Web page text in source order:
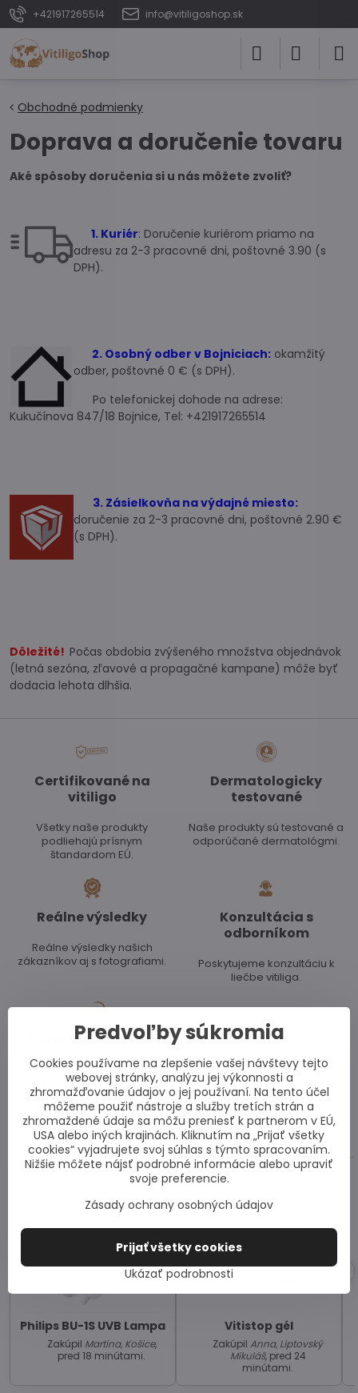
+421917265514 info@vitiligoshop.sk
Obchodné podmienky
Doprava a doručenie tovaru
Aké spôsoby doručenia si u nás môžete zvoliť?
1. Kuriér: Doručenie kuriérom priamo na
adresu za 2-3 pracovné dni, poštovné 3.90 (s
DPH).
2. Osobný odber v Bojniciach: okamžitý
odber, poštovné 0 € (s DPH).
Po telefonickej dohode na adrese:
Kukučínova 847/18 Bojnice, Tel: +421917265514
3. Zásielkovňa na výdajné miesto:
doručenie za 2-3 pracovné dni, poštovné 2.90 €
(s DPH).
Dôležité! Počas obdobia zvýšeného množstva objednávok
(letná sezóna, zľavové a propagačné kampane) môže byť
dodacia lehota dlhšia.
Certifikované na
vitiligo
Všetky naše produkty
podliehajú prísnym
štandardom EÚ.
Dermatologicky
testované
Naše produkty sú testované a
odporúčané dermatológmi.
Reálne výsledky
Reálne výsledky našich
zákazníkov aj s fotografiami.
Konzultácia s
odborníkom
Poskytujeme konzultáciu k
liečbe vitiliga.
Doručenie do 2 dní
Objednávky doručujeme
cez Packetu do dvoch
pracovných dní.
Posledné nákupy
Philips BU-1S UVB Lampa
Zakúpil Martina, Košice,
pred 18 minútami.
Vitistop gél
Zakúpil Anna, Liptovský
Mikuláš, pred 24
minútami.
Predvoľby súkromia
Cookies používame na zlepšenie vašej návštevy tejto
webovej stránky, analýzu jej výkonnosti a
zhromažďovanie údajov o jej používaní. Na tento účel
môžeme použiť nástroje a služby tretích strán a
zhromaždené údaje sa môžu preniesť k partnerom v EÚ,
USA alebo iných krajinách. Kliknutím na „Prijať všetky
cookies“ vyjadrujete svoj súhlas s týmto spracovaním.
Nižšie môžete nájsť podrobné informácie alebo upraviť
svoje preferencie.
Zásady ochrany osobných údajov
Ukázať podrobnosti
Prijať všetky cookies